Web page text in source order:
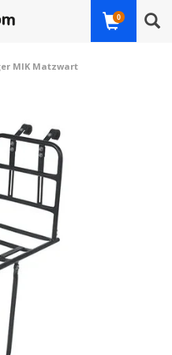
0
MIK Matzwart